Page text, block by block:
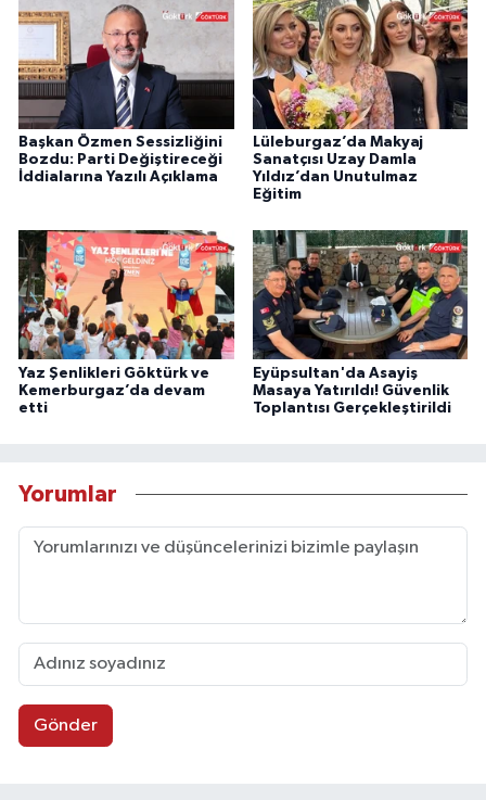
Başkan Özmen Sessizliğini
Bozdu: Parti Değiştireceği
İddialarına Yazılı Açıklama
Lüleburgaz’da Makyaj
Sanatçısı Uzay Damla
Yıldız’dan Unutulmaz
Eğitim
Yaz Şenlikleri Göktürk ve
Kemerburgaz’da devam
etti
Eyüpsultan'da Asayiş
Masaya Yatırıldı! Güvenlik
Toplantısı Gerçekleştirildi
Yorumlar
Gönder